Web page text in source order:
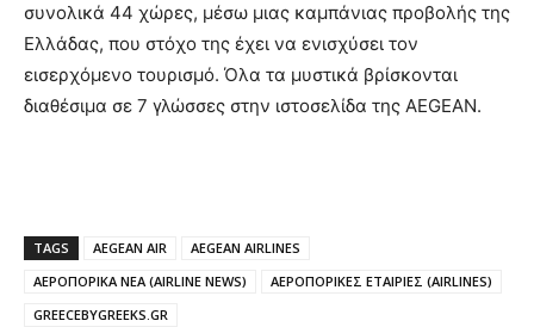
συνολικά 44 χώρες, μέσω μιας καμπάνιας προβολής της
Ελλάδας, που στόχο της έχει να ενισχύσει τον
εισερχόμενο τουρισμό. Όλα τα μυστικά βρίσκονται
διαθέσιμα σε 7 γλώσσες στην ιστοσελίδα της AEGEAN.
TAGS AEGEAN AIR
AEGEAN AIRLINES
ΑΕΡΟΠΟΡΙΚΑ ΝΕΑ (AIRLINE NEWS)
ΑΕΡΟΠΟΡΙΚΕΣ ΕΤΑΙΡΙΕΣ (AIRLINES)
GREECEBYGREEKS.GR